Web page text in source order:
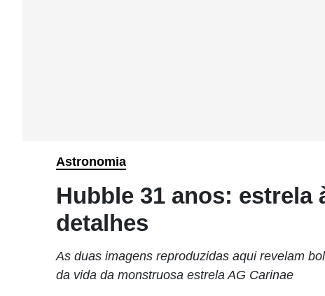
Astronomia
Hubble 31 anos: estrela
detalhes
As duas imagens reproduzidas aqui revelam
da vida da monstruosa estrela AG Carinae